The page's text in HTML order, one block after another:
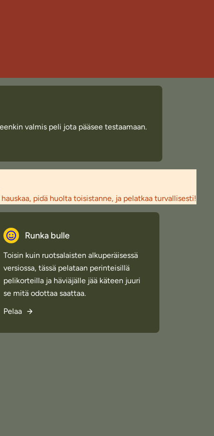
valmis peli jota pääsee testaamaan.
pidä huolta toisistanne, ja pelatkaa turvallisesti!
Runka bulle
Toisin kuin ruotsalaisten alkuperäisessä
versiossa, tässä pelataan perinteisillä
pelikorteilla ja häviäjälle jää käteen juuri
se mitä odottaa saattaa.
Pelaa